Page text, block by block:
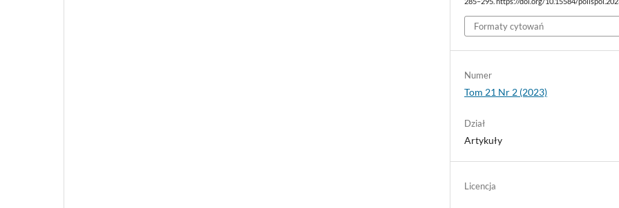
285–295. https://doi.org/10.15584/
Formaty cytowań
Numer
Tom 21 Nr 2 (2023)
Dział
Artykuły
Licencja